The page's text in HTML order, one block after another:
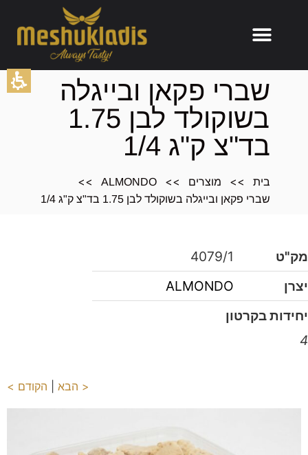
באפשרותך
שברי פקאן ובייגלה
בשוקולד לבן 1.75
בד"צ ק"ג 1/4
בית >> מוצרים >>
ALMONDO
>>
שברי פקאן ובייגלה בשוקולד לבן 1.75 בד"צ ק"ג 1/4
מק"ט
4079/1
יצרן
ALMONDO
יחידות בקרטון
4
< הבא הקודם >